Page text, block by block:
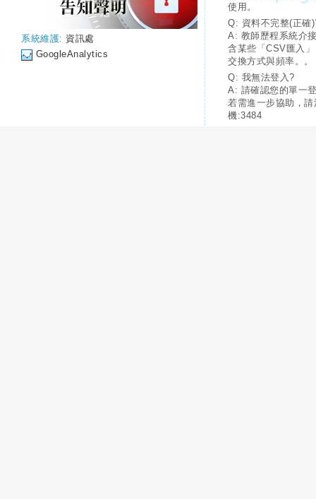
系統維護: 資訊處
GoogleAnalytics
使用。
Q: 資料不完整(正確
A: 教師歷程系統介
含某些「CSV匯入
交換方式與頻率。。
Q: 我無法登入?
A: 請確認您的單一
若需進一步協助，
機:3484